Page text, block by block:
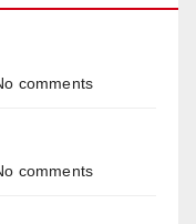
comments
comments